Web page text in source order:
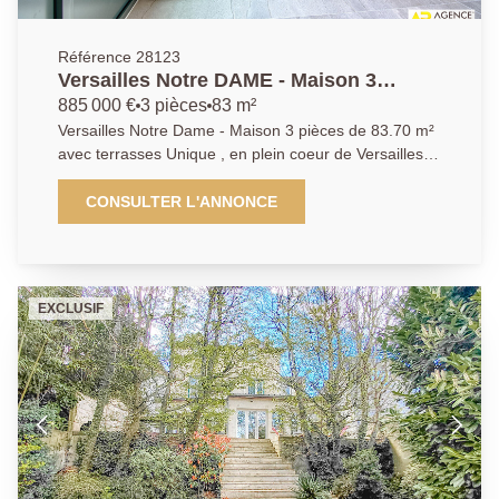
Référence 28123
Versailles Notre DAME - Maison 3
pièces de 83.70 m² avec Terrasses
885 000 € 3 pièces 83 m²
Versailles Notre Dame - Maison 3 pièces de 83.70 m²
avec terrasses Unique , en plein coeur de Versailles, à
proximité immédiate des commerces (5mn à pied de
la rue de la Paroisse , des écoles et à équidistance
entre les 3 gares, magnifique maison contemporaine
prestations haut de gamme offre : un grand séjour de
47 m² avec cuisine ouverte ouvrant de plain pied sur
la terrasse. A l'étage: deux chambres avec terrasse
plein sud de 20 m² , une salle d'eau, des toilettes
indépendants, une buanderie. Possibilité d'acquérir un
parking en option à proximité. Un bien exceptionnel
pour son emplacement et la qualité de ses prestations
.A visiter rapidement!
CONSULTER L'ANNONCE
EXCLUSIF